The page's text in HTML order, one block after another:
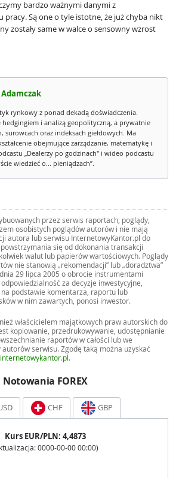
bardzo ważnymi danymi z
pracy. Są one o tyle istotne, że już chyba nikt
zostały same w walce o sensowny wzrost
rynkowy z ponad dekadą doświadczenia.
i analizą geopolityczną, a prywatnie
surowcach oraz indeksach giełdowych. Ma
obejmujące zarządzanie, matematykę i
„Dealerzy po godzinach" i wideo podcastu
wiedzieć o... pieniądzach”.
przez serwis raportach, poglądy,
osobistych poglądów autorów i nie mają
autora lub serwisu InternetowyKantor.pl do
się od dokonania transakcji
walut lub papierów wartościowych. Poglądy
nie stanowią „rekomendacji” lub „doradztwa”
29 lipca 2005 o obrocie instrumentami
za decyzje inwestycyjne,
podstawie komentarza, raportu lub
w nim zawartych, ponosi inwestor.
właścicielem majątkowych praw autorskich do
kopiowanie, przedrukowywanie, udostępnianie
raportów w całości lub we
serwisu. Zgodę taką można uzyskać
.
Notowania FOREX
CHF GBP
Kurs EUR/PLN: 4,4873
0000-00-00 00:00)